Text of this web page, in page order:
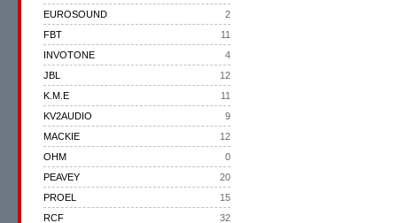
2
EUROSOUND
11
FBT
4
INVOTONE
12
JBL
11
K.M.E
9
KV2AUDIO
12
MACKIE
0
OHM
20
PEAVEY
15
PROEL
32
RCF